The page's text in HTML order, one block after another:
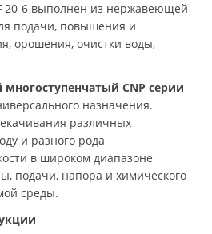
20-6 выполнен из нержавеющей
подачи, повышения и
орошения, очистки воды,
CNP серии
назначения.
различных
и разного рода
в широком диапазоне
подачи, напора и химического
среды.